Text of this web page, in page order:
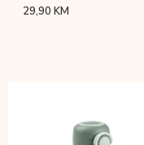
29,90KM